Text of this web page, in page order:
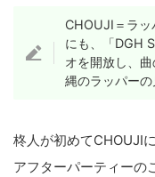
CHOUJI＝ラッ
にも、「DGH
オを開放し、
縄のラッパーの
柊人が初めてCHOUJI
アフターパーティーの